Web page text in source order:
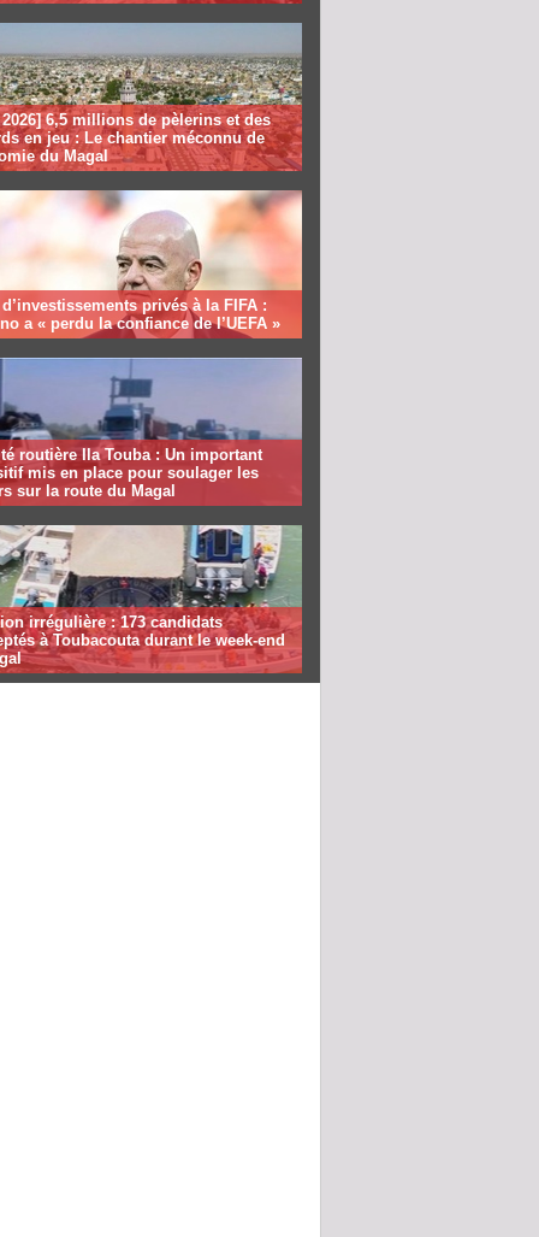
6,5 millions de pèlerins et des
en jeu : Le chantier méconnu de
du Magal
privés à la FIFA :
a « perdu la confiance de l’UEFA »
routière Ila Touba : Un important
mis en place pour soulager les
sur la route du Magal
irrégulière : 173 candidats
à Toubacouta durant le week-end